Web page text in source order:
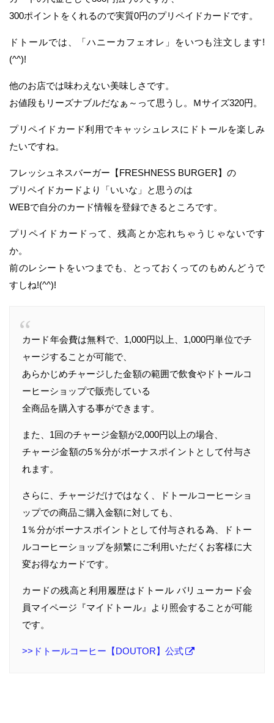
300ポイントをくれるので実質0円のプリペイドカードです。
ドトールでは、「ハニーカフェオレ」をいつも注文します!
(^^)!
他のお店では味わえない美味しさです。
お値段もリーズナブルだなぁ～って思うし。Ｍサイズ320円。
プリペイドカード利用でキャッシュレスにドトールを楽しみ
たいですね。
フレッシュネスバーガー【FRESHNESS BURGER】の
プリペイドカードより「いいな」と思うのは
WEBで自分のカード情報を登録できるところです。
プリペイドカードって、残高とか忘れちゃうじゃないです
か。
前のレシートをいつまでも、とっておくってのもめんどうで
すしね!(^^)!
カード年会費は無料で、1,000円以上、1,000円単位でチ
ャージすることが可能で、
あらかじめチャージした金額の範囲で飲食やドトールコ
ーヒーショップで販売している
全商品を購入する事ができます。
また、1回のチャージ金額が2,000円以上の場合、
チャージ金額の5％分がボーナスポイントとして付与さ
れます。
さらに、チャージだけではなく、ドトールコーヒーショ
ップでの商品ご購入金額に対しても、
1％分がボーナスポイントとして付与される為、ドトー
ルコーヒーショップを頻繁にご利用いただくお客様に大
変お得なカードです。
カードの残高と利用履歴はドトール バリューカード会
員マイページ『マイドトール』より照会することが可能
です。
>>ドトールコーヒー【DOUTOR】公式